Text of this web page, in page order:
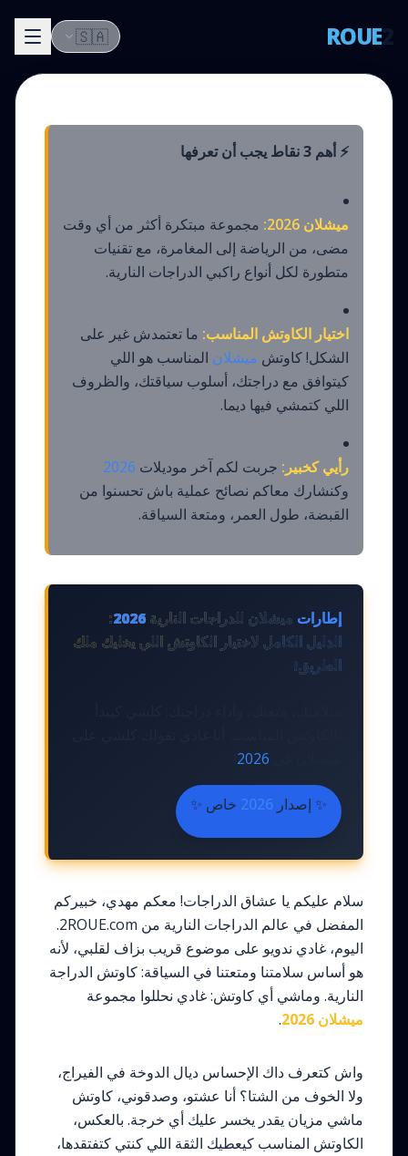
ROUE
🇸🇦
⚡ أهم 3 نقاط يجب أن تعرفها
ميشلان 2026:
مجموعة مبتكرة أكثر من أي وقت
مضى، من الرياضة إلى المغامرة، مع تقنيات
متطورة لكل أنواع راكبي الدراجات النارية.
اختيار الكاوتش المناسب: ما تعتمدش غير على
الشكل! كاوتش ميشلان المناسب هو اللي
كيتوافق مع دراجتك، أسلوب سياقتك، والظروف
اللي كتمشي فيها ديما.
رأيي كخبير: جربت لكم آخر موديلات 2026
وكنشارك معاكم نصائح عملية باش تحسنوا من
القبضة، طول العمر، ومتعة السياقة.
إطارات ميشلان للدراجات النارية 2026
:
الدليل الكامل لاختيار الكاوتش اللي يخليك ملك
الطريق!
2026
✨ إصدار 2026 خاص ✨
سلام عليكم يا عشاق الدراجات! معكم مهدي، خبيركم
المفضل في عالم الدراجات النارية من 2ROUE.com.
اليوم، غادي ندويو على موضوع قريب بزاف لقلبي، لأنه
هو أساس سلامتنا ومتعتنا في السياقة: كاوتش الدراجة
النارية. وماشي أي كاوتش: غادي نحللوا مجموعة
ميشلان 2026
.
واش كتعرف داك الإحساس ديال الدوخة في الفيراج،
ولا الخوف من الشتا؟ أنا عشتو، وصدقوني، كاوتش
ماشي مزيان يقدر يخسر عليك أي خرجة. بالعكس،
الكاوتش المناسب كيعطيك الثقة اللي كنتي كتفتقدها،